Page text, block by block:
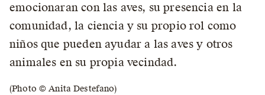
emocionaran con las aves, su presencia en la
comunidad, la ciencia y su propio rol como
niños que pueden ayudar a las aves y otros
animales en su propia vecindad.
(Photo © Anita Destefano)